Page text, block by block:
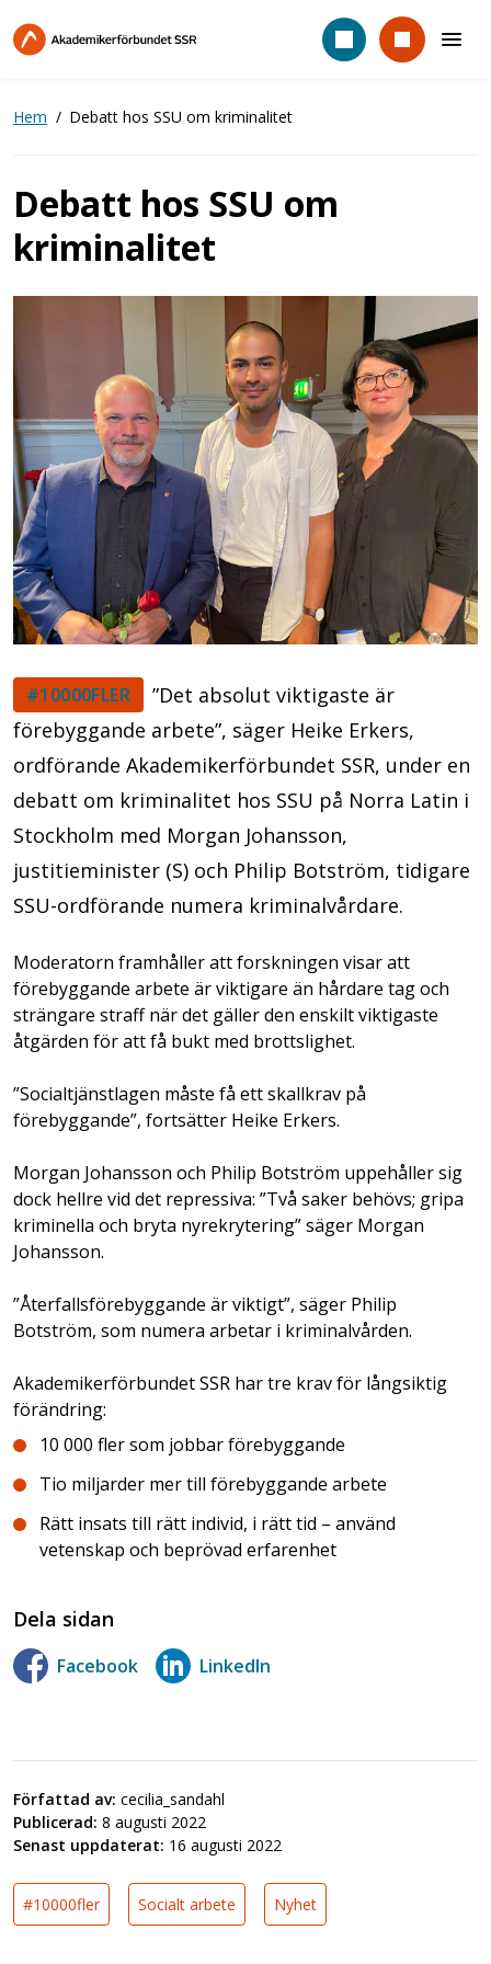
till
Hem Debatt hos SSU om kriminalitet
Debatt hos SSU om
kriminalitet
#10000FLER
”Det absolut viktigaste är
förebyggande arbete”, säger Heike Erkers,
ordförande Akademikerförbundet SSR, under en
debatt om kriminalitet hos SSU på Norra Latin i
Stockholm med Morgan Johansson,
justitieminister (S) och Philip Botström, tidigare
SSU-ordförande numera kriminalvårdare.
Moderatorn framhåller att forskningen visar att
förebyggande arbete är viktigare än hårdare tag och
strängare straff när det gäller den enskilt viktigaste
åtgärden för att få bukt med brottslighet.
”Socialtjänstlagen måste få ett skallkrav på
förebyggande”, fortsätter Heike Erkers.
Morgan Johansson och Philip Botström uppehåller sig
dock hellre vid det repressiva: ”Två saker behövs; gripa
kriminella och bryta nyrekrytering” säger Morgan
Johansson.
”Återfallsförebyggande är viktigt”, säger Philip
Botström, som numera arbetar i kriminalvården.
Akademikerförbundet SSR har tre krav för långsiktig
förändring:
10 000 fler som jobbar förebyggande
Tio miljarder mer till förebyggande arbete
Rätt insats till rätt individ, i rätt tid – använd
vetenskap och beprövad erfarenhet
Dela sidan
Facebook LinkedIn
Författad av: cecilia_sandahl
Publicerad: 8 augusti 2022
Senast uppdaterat: 16 augusti 2022
#10000fler Socialt arbete Nyhet